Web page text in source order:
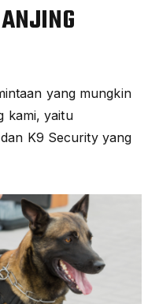
yang mungkin
kami, yaitu
K9 Security yang